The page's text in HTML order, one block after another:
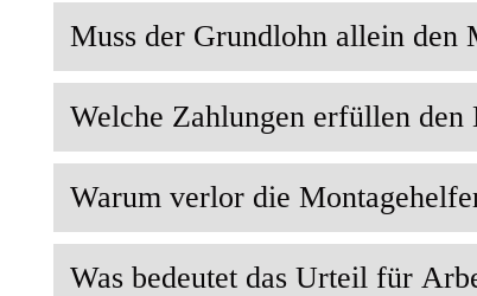
Muss der Grundlohn allein den
Welche Zahlungen erfüllen den
Warum verlor die
Was bedeutet das Urteil für